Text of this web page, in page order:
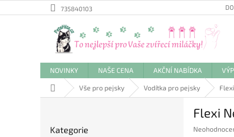
na
735840103
NOVINKY NAŠE CENA AKČNÍ NABÍDKA
Domů Vše pro pejsky Vodítka pro pejsky
kategorie
Kategorie
Flexi
Průměrné